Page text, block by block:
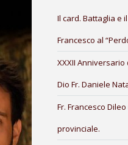
Il card. Battaglia e
Francesco al
XXXII
Dio Fr. Daniele
Fr. Francesco
provinciale.